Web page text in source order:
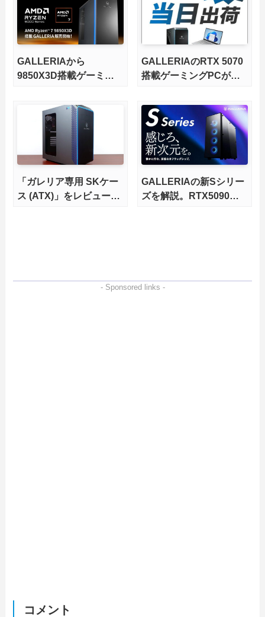
GALLERIAから
9850X3D搭載ゲーミン
GALLERIAのRTX 5070
搭載ゲーミングPCが即
「ガレリア専用 SKケー
ス (ATX)」をレビュー。
GALLERIAの新Sシリー
ズを解説。RTX5090や
- Sponsored links -
コメント